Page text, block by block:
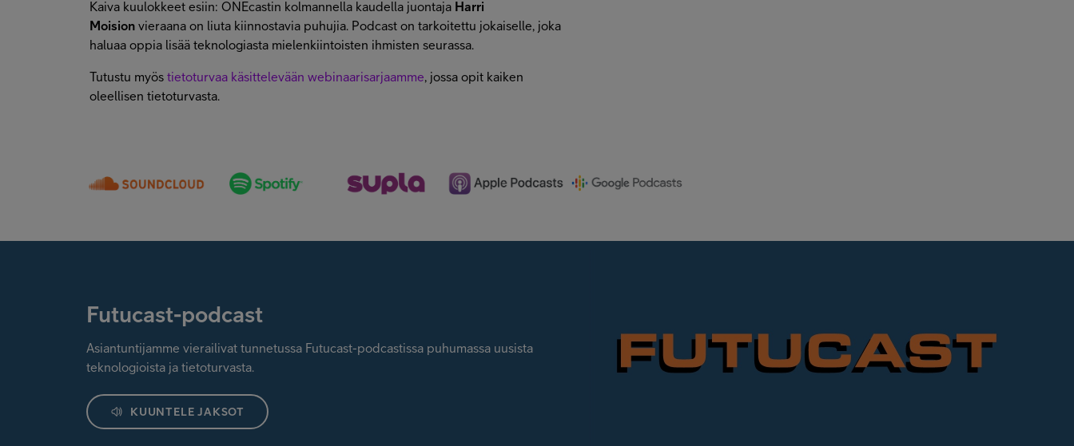
Kaiva kuulokkeet esiin: ONEcastin kolmannella kaudella juontaja Harri
Moision vieraana on liuta kiinnostavia puhujia. Podcast on tarkoitettu jokaiselle, joka
haluaa oppia lisää teknologiasta mielenkiintoisten ihmisten seurassa.
Tutustu myös tietoturvaa käsittelevään webinaarisarjaamme , jossa opit kaiken
oleellisen tietoturvasta.
Futucast-podcast
Asiantuntijamme vierailivat tunnetussa Futucast-podcastissa puhumassa uusista
teknologioista ja tietoturvasta.
KUUNTELE JAKSOT